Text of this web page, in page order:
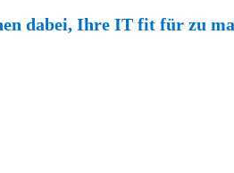
dabei, Ihre IT fit für zu